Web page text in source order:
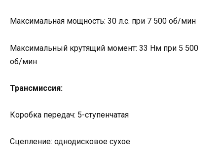
Максимальная мощность: 30 л.с. при 7 500 об/мин
Максимальный крутящий момент: 33 Нм при 5 500
об/мин
Трансмиссия:
Коробка передач: 5-ступенчатая
Сцепление: однодисковое сухое